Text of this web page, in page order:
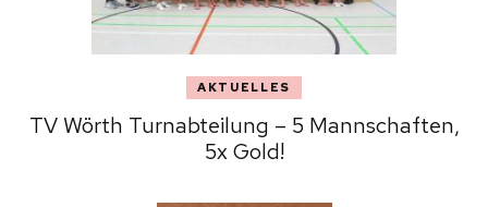
AKTUELLES
TV Wörth Turnabteilung – 5 Mannschaften,
5x Gold!